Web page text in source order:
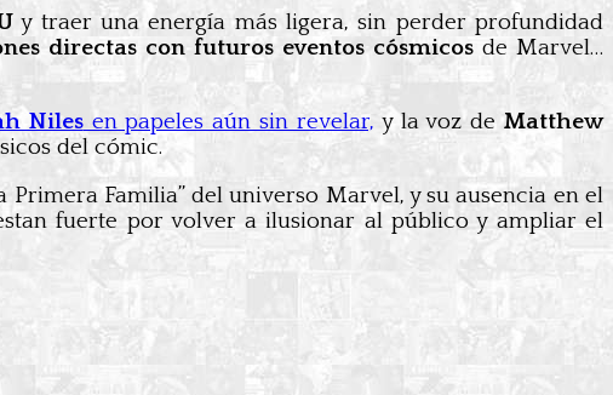
y traer una energía más ligera, sin perder profundidad
directas con futuros eventos cósmicos de Marvel…
Nilesen papeles aún sin revelar, y la voz deMatthew
del cómic.
Familia” del universo Marvel, y su ausencia en el
fuerte por volver a ilusionar al público y ampliar el